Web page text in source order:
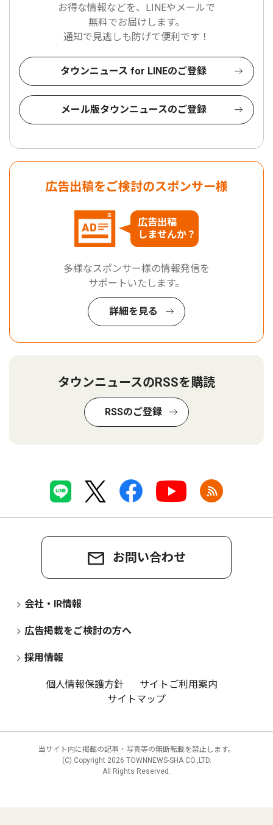
お得な情報などを、LINEやメールで
無料でお届けします。
通知で見逃しも防げて便利です！
タウンニュース for LINEのご登録
メール版タウンニュースのご登録
広告出稿をご検討のスポンサー様
広告出稿
しませんか？
多様なスポンサー様の情報発信を
サポートいたします。
詳細を見る
タウンニュースのRSSを購読
RSSのご登録
お問い合わせ
会社・IR情報
広告掲載をご検討の方へ
採用情報
個人情報保護方針
サイトご利用案内
サイトマップ
当サイト内に掲載の記事・写真等の無断転載を禁止します。
(C) Copyright 2026 TOWNNEWS-SHA CO.,LTD.
All Rights Reserved.